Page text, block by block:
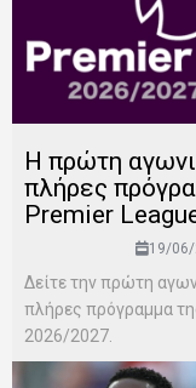
H πρώτη
πλήρες
Premier
19/06/
Δείτε την πρώτη
πλήρες πρόγραμμα
2026/2027.